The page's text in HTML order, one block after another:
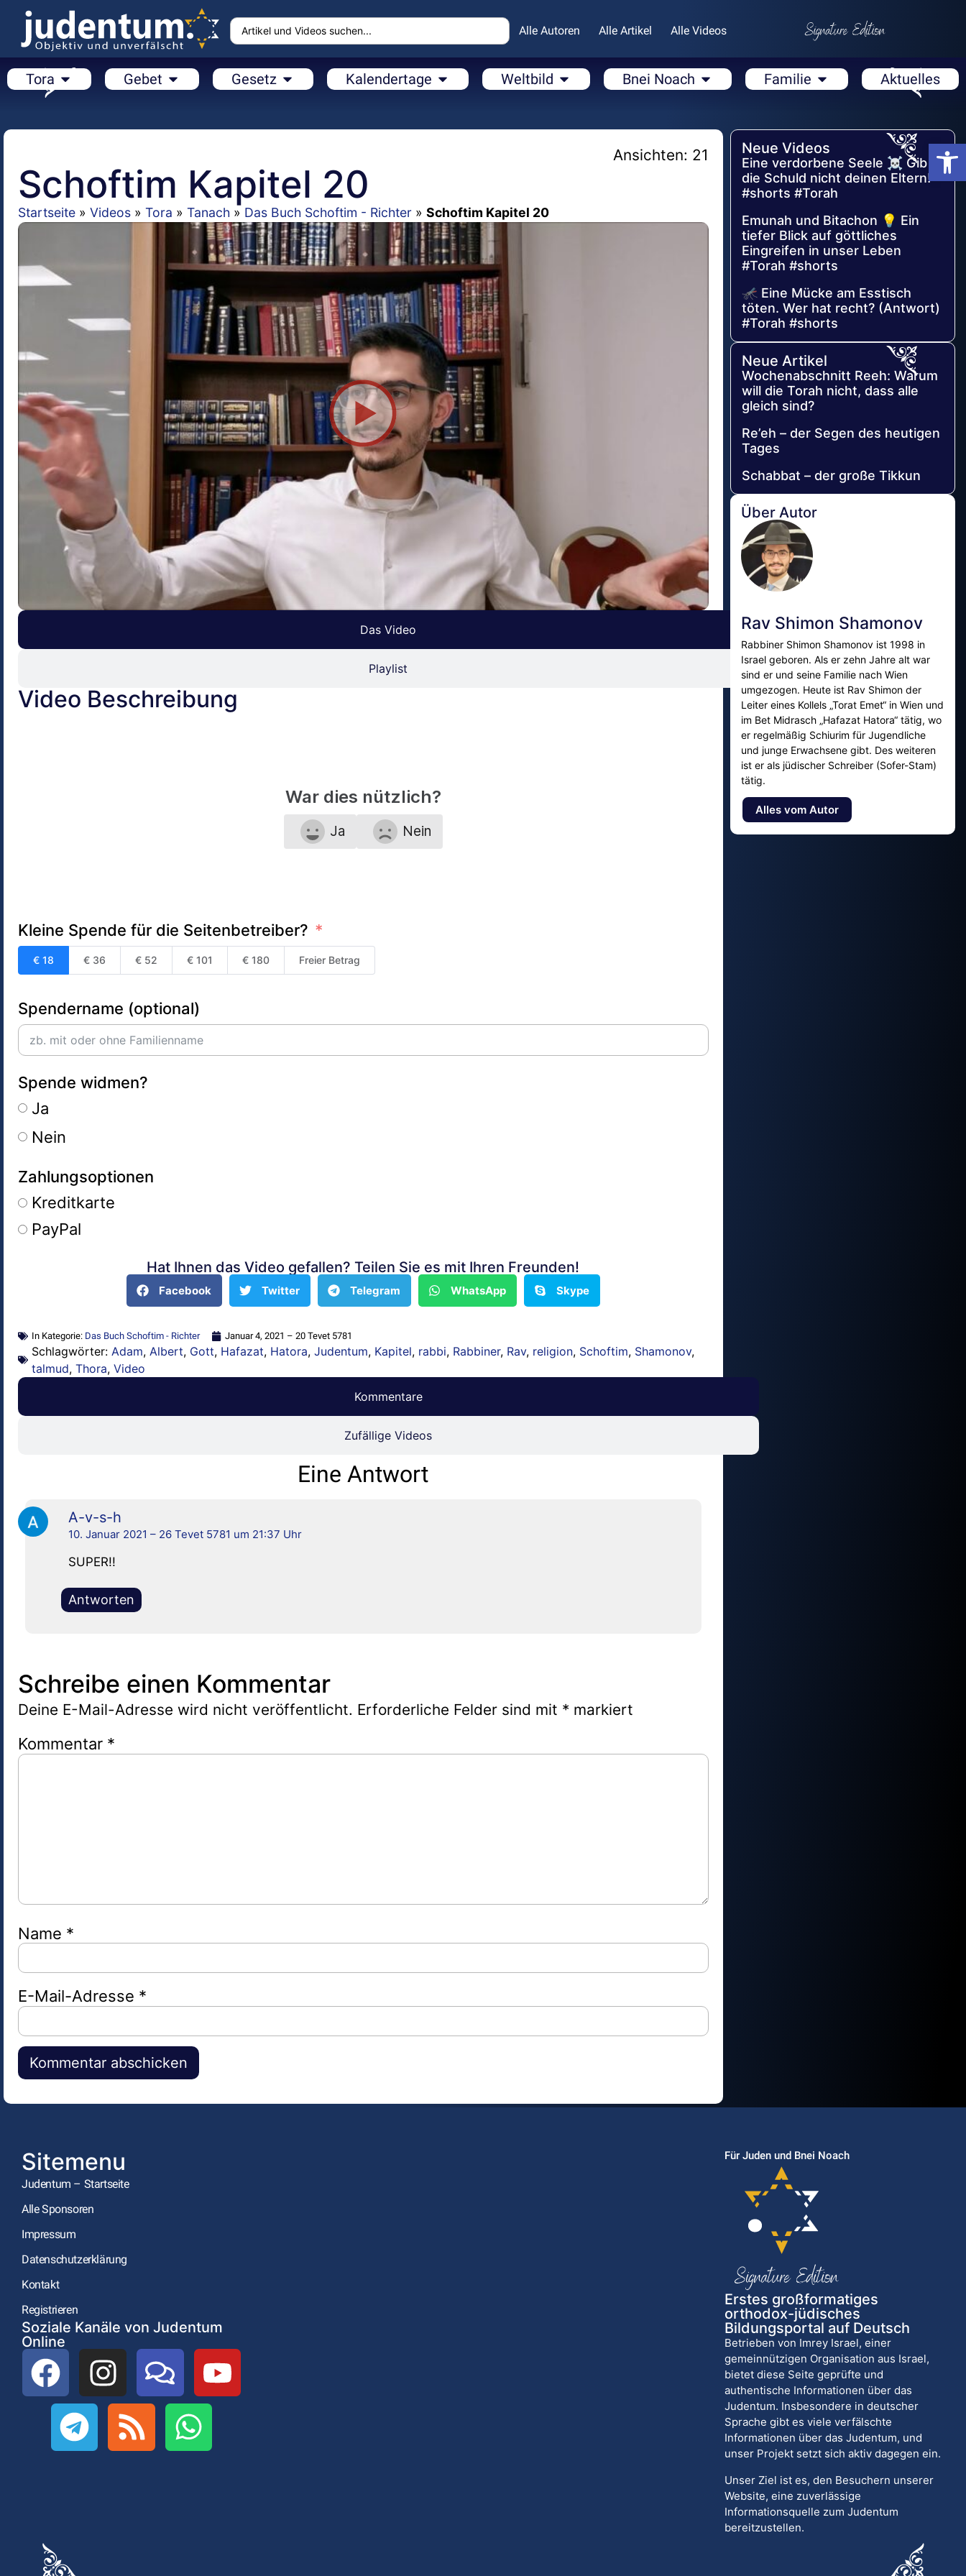
Alle Autoren Alle Artikel Alle Videos
Tora Gebet Gesetz Kalendertage Weltbild Bnei Noach Familie Aktuelles
Ansichten: 21
Schoftim Kapitel 20
Startseite » Videos » Tora » Tanach » Das Buch Schoftim - Richter » Schoftim Kapitel 20
Das Video
Playlist
Video Beschreibung
War dies nützlich?
Ja Nein
Kleine Spende für die Seitenbetreiber?
€ 18 € 36 € 52 € 101 € 180 Freier Betrag
Spendername (optional)
Spende widmen?
Ja
Nein
Zahlungsoptionen
Kreditkarte
PayPal
Hat Ihnen das Video gefallen? Teilen Sie es mit Ihren Freunden!
Facebook Twitter Telegram WhatsApp Skype
In Kategorie: Das Buch Schoftim - Richter Januar 4, 2021 – 20 Tevet 5781
Schlagwörter: Adam, Albert, Gott, Hafazat, Hatora, Judentum, Kapitel, rabbi, Rabbiner, Rav, religion, Schoftim, Shamonov,
talmud, Thora, Video
Kommentare
Zufällige Videos
Eine Antwort
A-v-s-h
10. Januar 2021 – 26 Tevet 5781 um 21:37 Uhr
SUPER!!
Antworten
Schreibe einen Kommentar
Deine E-Mail-Adresse wird nicht veröffentlicht. Erforderliche Felder sind mit * markiert
Kommentar *
Name *
E-Mail-Adresse *
Alternative:
Neue Videos
Eine verdorbene Seele ☠️ Gib
die Schuld nicht deinen Eltern!
#shorts #Torah
Emunah und Bitachon 💡 Ein
tiefer Blick auf göttliches
Eingreifen in unser Leben
#Torah #shorts
🦟 Eine Mücke am Esstisch
töten. Wer hat recht? (Antwort)
#Torah #shorts
Neue Artikel
Wochenabschnitt Reeh: Warum
will die Torah nicht, dass alle
gleich sind?
Re’eh – der Segen des heutigen
Tages
Schabbat – der große Tikkun
Über Autor
Rav Shimon Shamonov
Rabbiner Shimon Shamonov ist 1998 in
Israel geboren. Als er zehn Jahre alt war
sind er und seine Familie nach Wien
umgezogen. Heute ist Rav Shimon der
Leiter eines Kollels „Torat Emet“ in Wien und
im Bet Midrasch „Hafazat Hatora“ tätig, wo
er regelmäßig Schiurim für Jugendliche
und junge Erwachsene gibt. Des weiteren
ist er als jüdischer Schreiber (Sofer-Stam)
tätig.
Alles vom Autor
Sitemenu
Judentum – Startseite
Alle Sponsoren
Impressum
Datenschutzerklärung
Kontakt
Registrieren
Soziale Kanäle von Judentum
Online
Für Juden und Bnei Noach
Erstes großformatiges
orthodox-jüdisches
Bildungsportal auf Deutsch
Betrieben von Imrey Israel, einer
gemeinnützigen Organisation aus Israel,
bietet diese Seite geprüfte und
authentische Informationen über das
Judentum. Insbesondere in deutscher
Sprache gibt es viele verfälschte
Informationen über das Judentum, und
unser Projekt setzt sich aktiv dagegen ein.
Unser Ziel ist es, den Besuchern unserer
Website, eine zuverlässige
Informationsquelle zum Judentum
bereitzustellen.